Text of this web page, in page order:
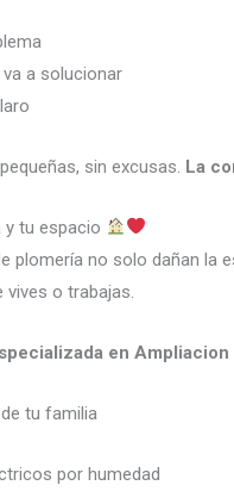
a solucionar
sin excusas. La
y tu espacio
plomería no solo dañan la
o trabajas.
en Ampliacion
tu familia
por humedad